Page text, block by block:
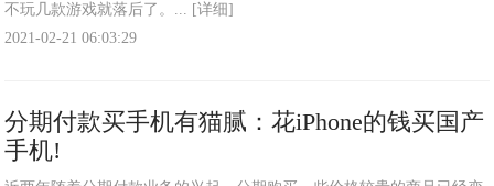
不玩几款游戏就落后了。... [详细]
2021-02-21 06:03:29
分期付款买手机有猫腻：花iPhone的钱买国产
手机!